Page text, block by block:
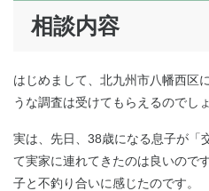
相談内容
はじめまして、北九州市八幡西区
うな調査は受けてもらえるのでし
実は、先日、38歳になる息子が「
て実家に連れてきたのは良いので
子と不釣り合いに感じたのです。